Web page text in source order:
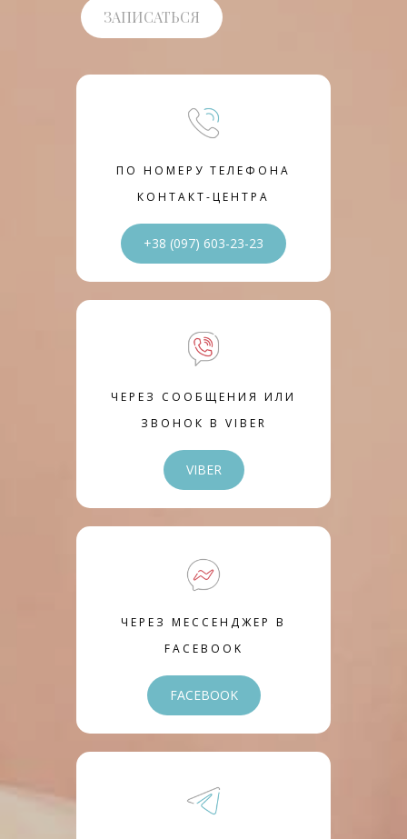
ЗАПИСАТЬСЯ
ПО НОМЕРУ ТЕЛЕФОНА
КОНТАКТ-ЦЕНТРА
+38 (097) 603-23-23
ЧЕРЕЗ СООБЩЕНИЯ ИЛИ
ЗВОНОК В VIBER
VIBER
ЧЕРЕЗ МЕССЕНДЖЕР В
FACEBOOK
FACEBOOK